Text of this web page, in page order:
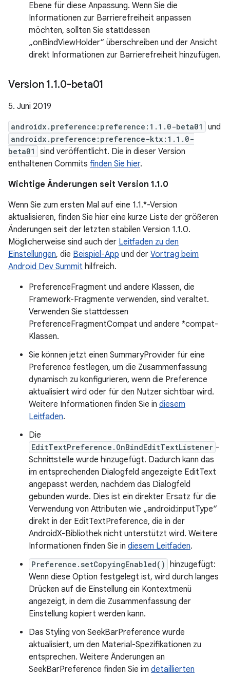
Ebene für diese Anpassung. Wenn Sie die
Informationen zur Barrierefreiheit anpassen
möchten, sollten Sie stattdessen
„onBindViewHolder“ überschreiben und der Ansicht
direkt Informationen zur Barrierefreiheit hinzufügen.
Version 1.1.0-beta01
5. Juni 2019
androidx.preference:preference:1.1.0-beta01 und
androidx.preference:preference-ktx:1.1.0-
beta01
sind veröffentlicht. Die in dieser Version
enthaltenen Commits finden Sie hier.
Wichtige Änderungen seit Version 1.1.0
Wenn Sie zum ersten Mal auf eine 1.1.*-Version
aktualisieren, finden Sie hier eine kurze Liste der größeren
Änderungen seit der letzten stabilen Version 1.1.0.
Möglicherweise sind auch der Leitfaden zu den
Einstellungen, die Beispiel-App und der Vortrag beim
Android Dev Summit hilfreich.
PreferenceFragment und andere Klassen, die
Framework-Fragmente verwenden, sind veraltet.
Verwenden Sie stattdessen
PreferenceFragmentCompat und andere *compat-
Klassen.
Sie können jetzt einen SummaryProvider für eine
Preference festlegen, um die Zusammenfassung
dynamisch zu konfigurieren, wenn die Preference
aktualisiert wird oder für den Nutzer sichtbar wird.
Weitere Informationen finden Sie in diesem
Leitfaden.
Die
EditTextPreference.OnBindEditTextListener -
Schnittstelle wurde hinzugefügt. Dadurch kann das
im entsprechenden Dialogfeld angezeigte EditText
angepasst werden, nachdem das Dialogfeld
gebunden wurde. Dies ist ein direkter Ersatz für die
Verwendung von Attributen wie „android:inputType“
direkt in der EditTextPreference, die in der
AndroidX-Bibliothek nicht unterstützt wird. Weitere
Informationen finden Sie in diesem Leitfaden.
Preference.setCopyingEnabled() hinzugefügt:
Wenn diese Option festgelegt ist, wird durch langes
Drücken auf die Einstellung ein Kontextmenü
angezeigt, in dem die Zusammenfassung der
Einstellung kopiert werden kann.
Das Styling von SeekBarPreference wurde
aktualisiert, um den Material-Spezifikationen zu
entsprechen. Weitere Änderungen an
SeekBarPreference finden Sie im detaillierten